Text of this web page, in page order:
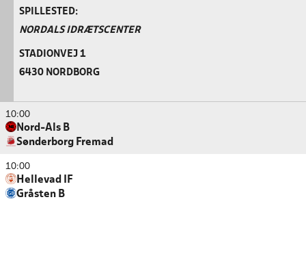
SPILLESTED:
NORDALS IDRÆTSCENTER
STADIONVEJ 1
6430 NORDBORG
10:00
Nord-Als B
Sønderborg Fremad
10:00
Hellevad IF
Gråsten B